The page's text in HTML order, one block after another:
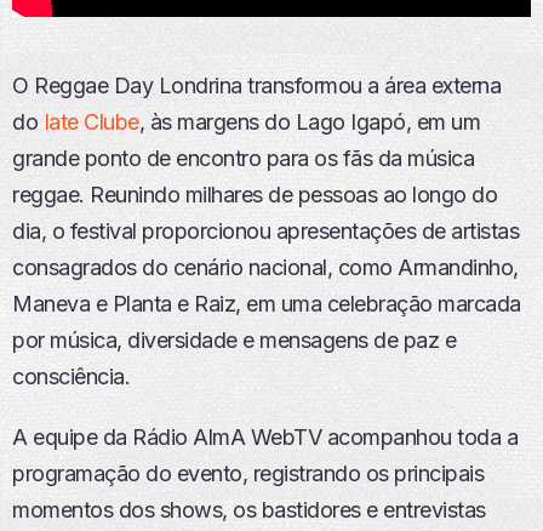
O Reggae Day Londrina transformou a área externa
do Iate Clube, às margens do Lago Igapó, em um
grande ponto de encontro para os fãs da música
reggae. Reunindo milhares de pessoas ao longo do
dia, o festival proporcionou apresentações de artistas
consagrados do cenário nacional, como Armandinho,
Maneva e Planta e Raiz, em uma celebração marcada
por música, diversidade e mensagens de paz e
consciência.
A equipe da Rádio AlmA WebTV acompanhou toda a
programação do evento, registrando os principais
momentos dos shows, os bastidores e entrevistas